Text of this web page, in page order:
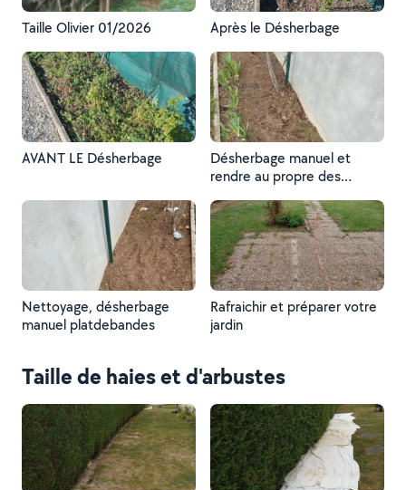
Taille Olivier 01/2026 Après le Désherbage
AVANT LE Désherbage
Désherbage manuel et
rendre au propre des
Nettoyage, désherbage
manuel platdebandes
Rafraichir et préparer votre
jardin
Taille de haies et d'arbustes